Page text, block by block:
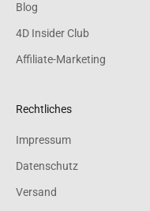
Blog
4D Insider Club
Affiliate-Marketing
Rechtliches
Impressum
Datenschutz
Versand